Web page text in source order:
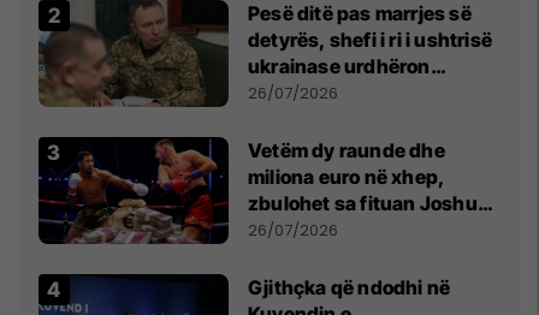
Pesë ditë pas marrjes së
detyrës, shefi i ri i ushtrisë
ukrainase urdhëron
kontroll të madh
26/07/2026
Vetëm dy raunde dhe
miliona euro në xhep,
zbulohet sa fituan Joshua
e Prenga
26/07/2026
Gjithçka që ndodhi në